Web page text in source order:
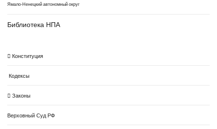
Ямало-Ненецкий автономный округ
Библиотека НПА
Конституция
Кодексы
Законы
Верховный Суд РФ